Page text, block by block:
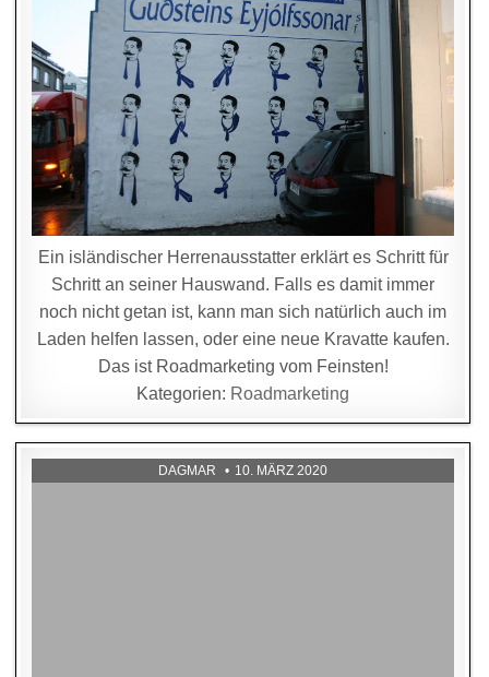
Ein isländischer Herrenausstatter erklärt es Schritt für
Schritt an seiner Hauswand. Falls es damit immer
noch nicht getan ist, kann man sich natürlich auch im
Laden helfen lassen, oder eine neue Kravatte kaufen.
Das ist Roadmarketing vom Feinsten!
Kategorien: Roadmarketing
DAGMAR 10. MÄRZ 2020